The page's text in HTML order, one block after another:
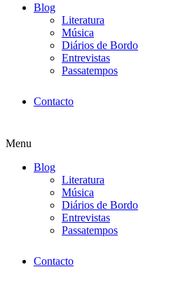
Blog
Literatura
Música
Diários de Bordo
Entrevistas
Passatempos
Contacto
Menu
Blog
Literatura
Música
Diários de Bordo
Entrevistas
Passatempos
Contacto